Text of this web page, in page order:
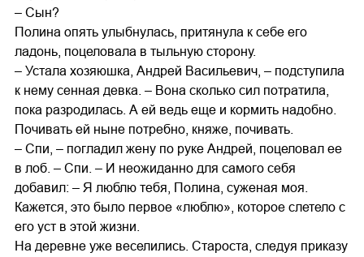
– Сын?
Полина опять улыбнулась, притянула к себе его
ладонь, поцеловала в тыльную сторону.
– Устала хозяюшка, Андрей Васильевич, – подступила
к нему сенная девка. – Вона сколько сил потратила,
пока разродилась. А ей ведь еще и кормить надобно.
Почивать ей ныне потребно, княже, почивать.
– Спи, – погладил жену по руке Андрей, поцеловал ее
в лоб. – Спи. – И неожиданно для самого себя
добавил: – Я люблю тебя, Полина, суженая моя.
Кажется, это было первое «люблю», которое слетело с
его уст в этой жизни.
На деревне уже веселились. Староста, следуя приказу